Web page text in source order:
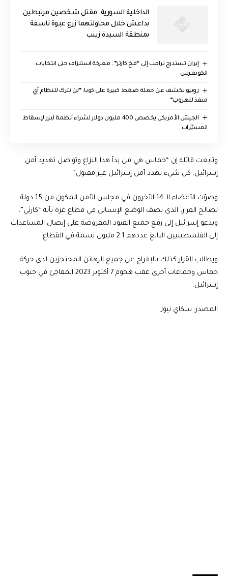
الداخلية السورية: مقتل شخصين مرتبطين
بداعش خلال محاولتهما زرع عبوة ناسفة
بمنطقة السيدة زينب
إيران تستدرج ترامب إلى “فخ كارتر”.. معركة استنزاف حتى انتخابات
الكونغرس
روبيو يكشف عن حملة ضغط كبيرة على كوبا: “لن نترك للنظام أي
منفذ للهروب”
الجيش الأمريكي يخصص 400 مليون دولار لشراء أنظمة ليزر لإسقاط
المسيّرات
وتابعت قائلة إن “حماس هي من بدأ هذا النزاع وتواصل تهديد أمن
إسرائيل. كل شيء يهدد أمن إسرائيل غير مقبول”.
وصوّت الأعضاء الـ 14 الآخرون في مجلس الأمن المكون من 15 دولة
لصالح القرار، الذي يصف الوضع الإنساني في قطاع غزة بأنه “كارثي”،
ويدعو إسرائيل إلى رفع جميع القيود المفروضة على إيصال المساعدات
إلى الفلسطينيين البالغ عددهم 2.1 مليون نسمة في القطاع.
ويطالب القرار كذلك بالإفراج عن جميع الرهائن المحتجزين لدى حركة
حماس وجماعات أخرى عقب هجوم 7 أكتوبر 2023 المفاجئ في جنوب
إسرائيل.
المصدر: سكاي نيوز